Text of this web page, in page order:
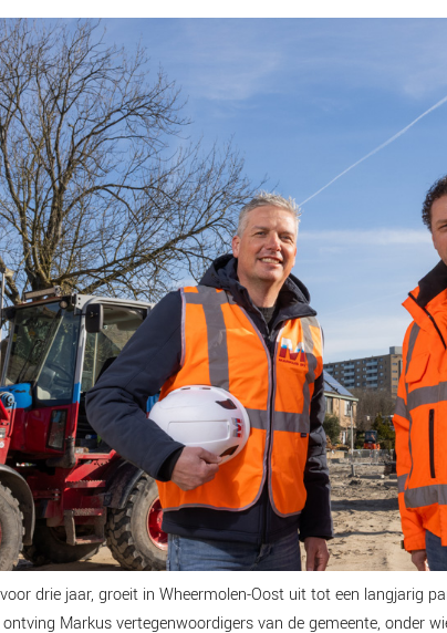
drie jaar, groeit in Wheermolen-Oost uit tot een langjarig
Markus vertegenwoordigers van de gemeente, onder